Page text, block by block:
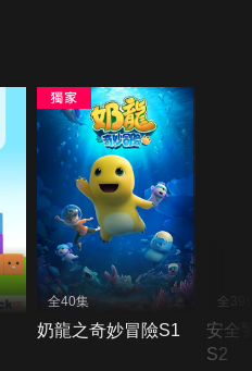
全40集
奶龍之奇妙冒險S1
全39
安全
S2